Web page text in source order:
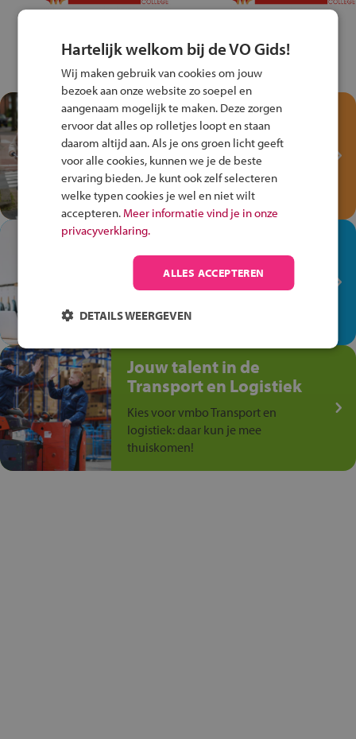
Test je kennis met het
Fiets Veilig
Verkeersspel!
Speel het Fiets Veilig Verkeersspel
en win een Cortina-fiets!
In de winkel ben je op je
plek!
Ontdek via het vmbo jouw talent
anders is!
Jouw talent in de
Transport en Logistiek
Kies voor vmbo Transport en
logistiek: daar kun je mee
thuiskomen!
Hartelijk welkom bij de VO Gids!
Wij maken gebruik van cookies om jouw
bezoek aan onze website zo soepel en
aangenaam mogelijk te maken. Deze zorgen
ervoor dat alles op rolletjes loopt en staan
daarom altijd aan. Als je ons groen licht geeft
voor alle cookies, kunnen we je de beste
ervaring bieden. Je kunt ook zelf selecteren
welke typen cookies je wel en niet wilt
accepteren. Meer informatie vind je in onze
privacyverklaring.
ALLES ACCEPTEREN
DETAILS WEERGEVEN